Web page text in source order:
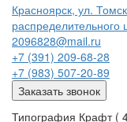
Красноярск, ул.
распределительного
2096828@mail.ru
+7 (391) 209-68-28
+7 (983) 507-20-89
Заказать звонок
Типография Крафт (